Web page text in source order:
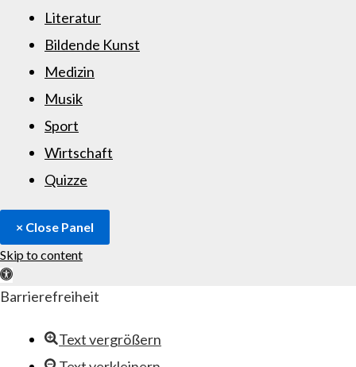
Literatur
Bildende Kunst
Medizin
Musik
Sport
Wirtschaft
Quizze
× Close Panel
Skip to content
Open toolbar
Barrierefreiheit
Text vergrößern